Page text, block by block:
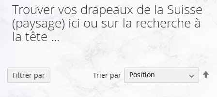
Trouver vos drapeaux de la Suisse
(paysage) ici ou sur la recherche à
la tête ...
Trier par
Filtrer par